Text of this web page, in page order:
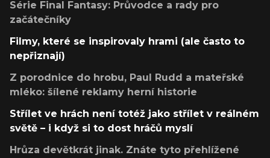
Série Final Fantasy: Průvodce a rady pro
začátečníky
Filmy, které se inspirovaly hrami (ale často to
nepřiznají)
Z porodnice do hrobu, Paul Rudd a mateřské
mléko: šílené reklamy herní historie
Střílet ve hrách není totéž jako střílet v reálném
světě – i když si to dost hráčů myslí
Hrůza devětkrát jinak. Znáte tyto přehlížené